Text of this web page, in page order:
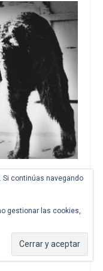
Si continúas navegando
gestionar las cookies,